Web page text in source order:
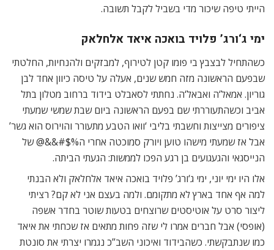
הייתי טיפה שיכור מדי בשביל לקבל תשובה.
ימי ג‘ורג’ פלויד בואכה איאד אלחלאק
כשהתחיל לבצבץ בי פומו קטן לטירוף, למבזקים ולהנחיות, החלטתי
שבפעם הראשונה מזה חמש שנים, אעלה על טיסה כיוון אחד לבן
גוריון. אמאל‘ה ואבאל‘ה. נחתתי לסאבלט בידוד ברחוב מטלון בתל
אביב וכשהתעוררתי שם בפעם הראשונה ביום שבת שמשי שמעתי
ציפורים מצייצות וחשבתי בליבי ‘וואו הטבע מתעורר והוירוס הוא גשר’
אבל אז שמעתי מישהו טוען ויורק סמוכטה אחרי ה%$#&&@ של
הנייסגאי והגעגועים בן רגע הפכו לממשות: הגעתי הביתה.
אלו היו ימי יוני, ימי ג‘ורג’ פלויד בואכה איאד אלחלאק ולא הבנתי
למה אף אחד בארץ לא מתקומם. ולמה בעצם אני לא קם? רציתי
ליצור סרט על אוטיסטים שרוצחים בטעות שוטר בחדר אשפה
(אופסי) אבל חברים אמרו לי שזה פחות מתאים אז שכחתי את איאד
כמו שנתבקשתי. כשהבידוד ואיכוני השב”כ נגמרו יצרתי את סונטת